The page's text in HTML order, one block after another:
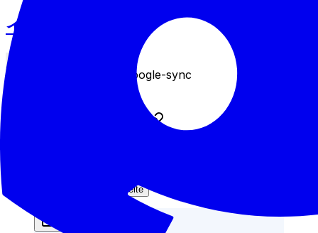
インストール
npm install @dayflow/google-sync
Svelte